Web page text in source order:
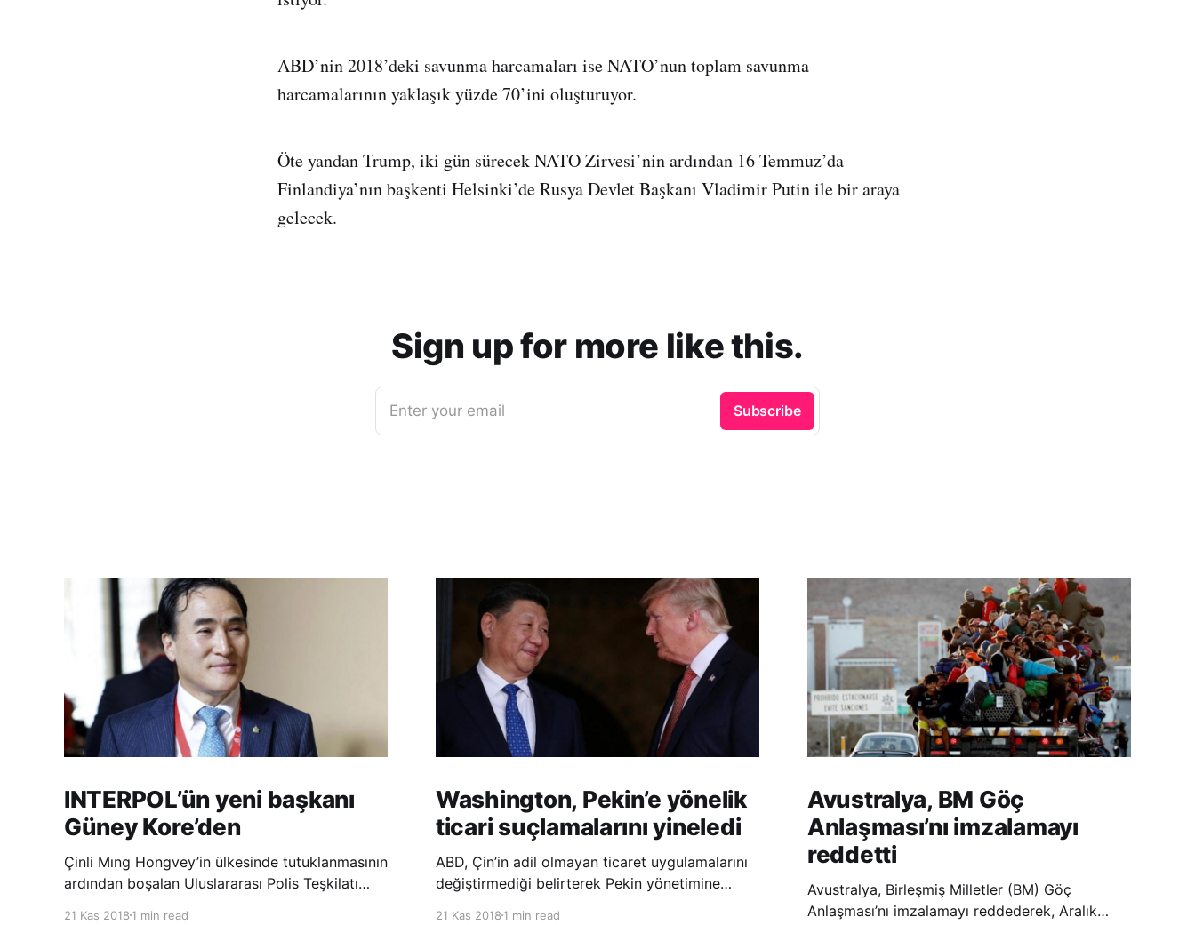
ABD’nin 2018’deki savunma harcamaları ise NATO’nun toplam savunma
harcamalarının yaklaşık yüzde 70’ini oluşturuyor.
Öte yandan Trump, iki gün sürecek NATO Zirvesi’nin ardından 16 Temmuz’da
Finlandiya’nın başkenti Helsinki’de Rusya Devlet Başkanı Vladimir Putin ile bir araya
gelecek.
Sign up for more like this.
Enter your email Subscribe
INTERPOL’ün yeni başkanı
Güney Kore’den
Çinli Mıng Hongvey’in ülkesinde tutuklanmasının
ardından boşalan Uluslararası Polis Teşkilatı
21 Kas 2018 1 min read
Washington, Pekin’e yönelik
ticari suçlamalarını yineledi
ABD, Çin’in adil olmayan ticaret uygulamalarını
değiştirmediği belirterek Pekin yönetimine
21 Kas 20181 min read
Avustralya, BM Göç
Anlaşması’nı imzalamayı
reddetti
Avustralya, Birleşmiş Milletler (BM) Göç
Anlaşması’nı imzalamayı reddederek, Aralık